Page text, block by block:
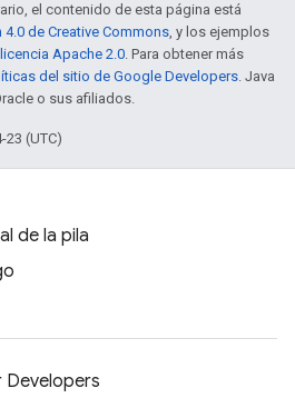
el contenido de esta página está
de Creative Commons, y los ejemplos
licencia Apache 2.0. Para obtener más
del sitio de Google Developers. Java
o sus afiliados.
(UTC)
de la pila